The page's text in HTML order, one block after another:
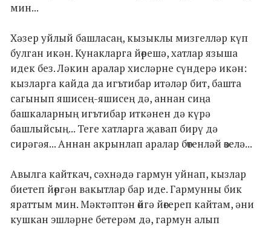
мин...
Хәзер уйлый башласаң, кызыклы мизгелләр күп
булган икән. Кунакларга йөрешә, хатлар языша
идек без. Ләкин аралар хисләрне сүндерә икән:
кызларга кайда да игътибар итәләр бит, башта
сагынып яшисең-яшисең дә, аннан сиңа
башкаларның игътибар иткәнен дә күрә
башлыйсың... Теге хатларга җавап бирү дә
сирәгәя... Аннан акрынлап аралар бөтенләй өзелә...
Авылга кайткач, сәхнәдә гармун уйнап, кызлар
биетеп йөргән вакытлар бар иде. Гармунны бик
яраттым мин. Мәктәптән өйгә йөгереп кайтам, әни
кушкан эшләрне бетерәм дә, гармун алып